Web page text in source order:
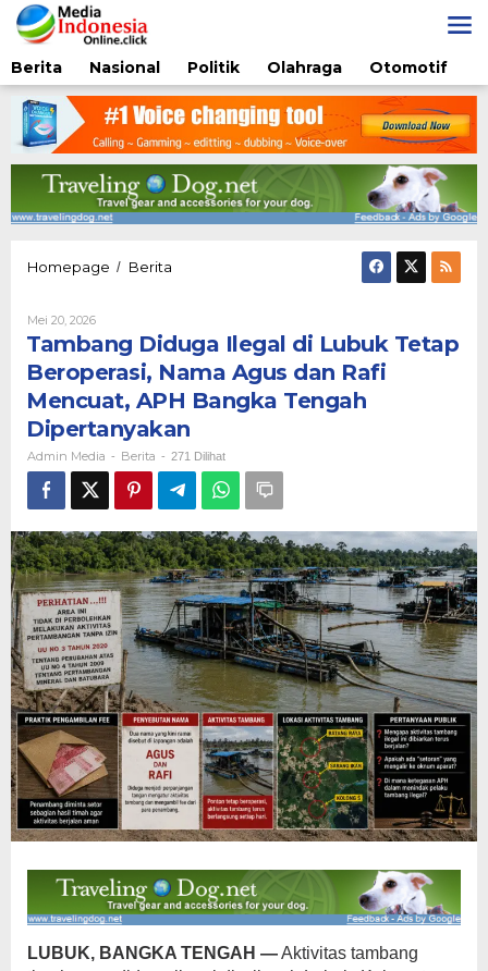
Lewati
ke
konten
Berita
Nasional Politik Olahraga Otomotif
Homepage / Berita
Lubuk
Tetap
Beroperasi,
Nama
Agus
dan
Rafi
Mencuat,
APH
Tengah
Dipertanyakan
Mei 20, 2026Oleh
Media
Tambang Diduga Ilegal di Lubuk Tetap
Beroperasi, Nama Agus dan Rafi
Mencuat, APH Bangka Tengah
Dipertanyakan
Admin Media - Berita - 271 Dilihat
LUBUK, BANGKA TENGAH —Aktivitas tambang